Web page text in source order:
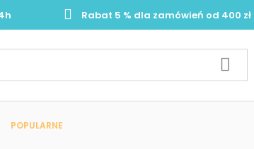
Rabat 5 % dla zamówień od 400 zł
POPULARNE